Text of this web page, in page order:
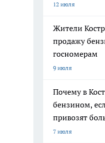
12 июля
Жители
продажу
госномерам
9 июля
Почему в
бензином,
привозят
7 июля